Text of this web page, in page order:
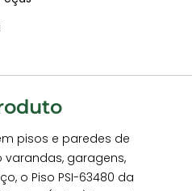
pisos e paredes de
garagens,
o Piso PSI-63480 da